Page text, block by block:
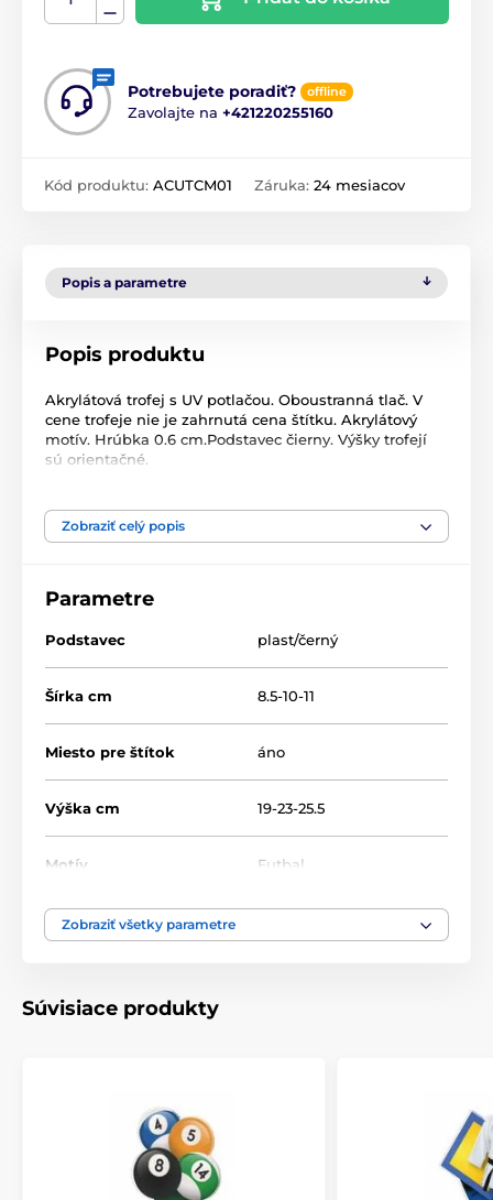
Potrebujete poradiť? offline
Zavolajte na +421220255160
Kód produktu: ACUTCM01 Záruka: 24 mesiacov
Popis a parametre
Popis produktu
Akrylátová trofej s UV potlačou. Oboustranná tlač. V
cene trofeje nie je zahrnutá cena štítku. Akrylátový
motív. Hrúbka 0.6 cm.Podstavec čierny. Výšky trofejí
sú orientačné.
Produkt je zaradený v kategóriách
Zobraziť celý popis
Parametre
Podstavec plast/černý
Šírka cm 8.5-10-11
Miesto pre štítok áno
Výška cm 19-23-25.5
Motív Futbal
Typ ocenenia
Zobraziť všetky parametre
Súvisiace produkty